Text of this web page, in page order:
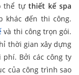
thể tự thiết kế spa
khác đến thi công.
và thi công trọn gói.
thời gian xây dựng
Bởi các công ty
của công trình sao